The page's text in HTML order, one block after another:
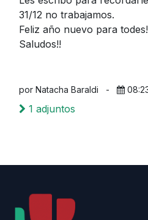
31/12 no trabajamos.
Feliz año nuevo para
Saludos!!
por Natacha Baraldi -
1 adjuntos